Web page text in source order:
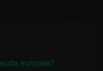
europea?